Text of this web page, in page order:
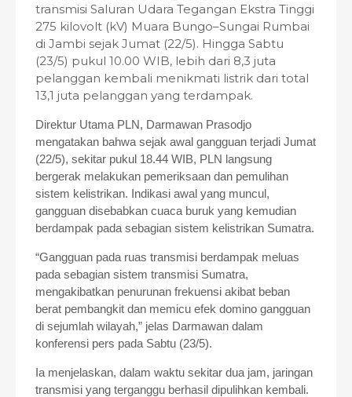
transmisi Saluran Udara Tegangan Ekstra Tinggi
275 kilovolt (kV) Muara Bungo–Sungai Rumbai
di Jambi sejak Jumat (22/5). Hingga Sabtu
(23/5) pukul 10.00 WIB, lebih dari 8,3 juta
pelanggan kembali menikmati listrik dari total
13,1 juta pelanggan yang terdampak.
Direktur Utama PLN, Darmawan Prasodjo
mengatakan bahwa sejak awal gangguan terjadi Jumat
(22/5), sekitar pukul 18.44 WIB, PLN langsung
bergerak melakukan pemeriksaan dan pemulihan
sistem kelistrikan. Indikasi awal yang muncul,
gangguan disebabkan cuaca buruk yang kemudian
berdampak pada sebagian sistem kelistrikan Sumatra.
“Gangguan pada ruas transmisi berdampak meluas
pada sebagian sistem transmisi Sumatra,
mengakibatkan penurunan frekuensi akibat beban
berat pembangkit dan memicu efek domino gangguan
di sejumlah wilayah,” jelas Darmawan dalam
konferensi pers pada Sabtu (23/5).
Ia menjelaskan, dalam waktu sekitar dua jam, jaringan
transmisi yang terganggu berhasil dipulihkan kembali.